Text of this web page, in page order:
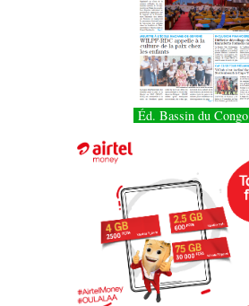
Éd. Bassin du Congo